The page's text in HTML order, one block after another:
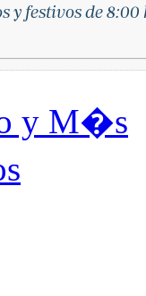
festivos de 8:00
y M�s